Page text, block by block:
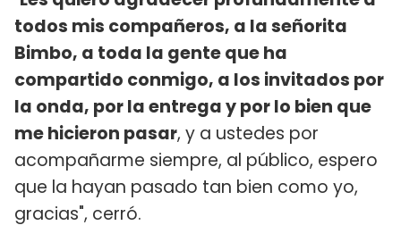
todos mis compañeros, a la señorita
Bimbo, a toda la gente que ha
compartido conmigo, a los invitados por
la onda, por la entrega y por lo bien que
me hicieron pasar, y a ustedes por
acompañarme siempre, al público, espero
que la hayan pasado tan bien como yo,
gracias", cerró.